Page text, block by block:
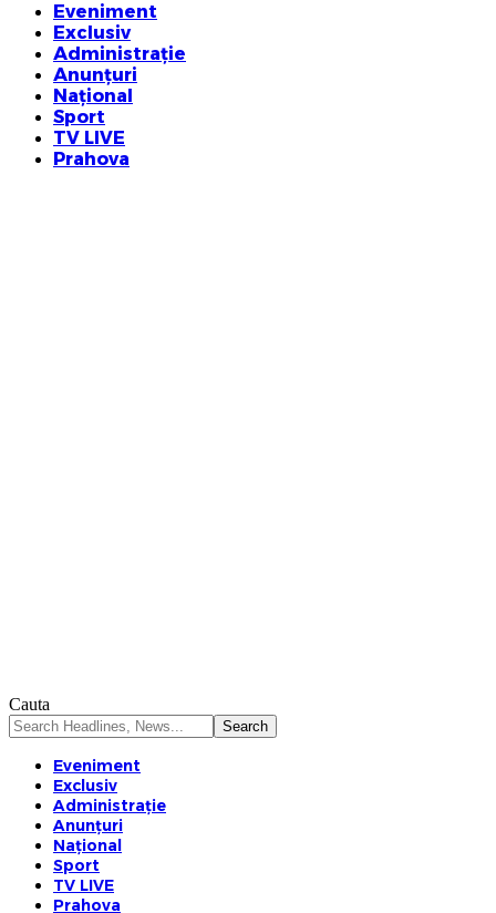
Eveniment
Exclusiv
Administrație
Anunțuri
Național
Sport
TV LIVE
Prahova
Cauta
Eveniment
Exclusiv
Administrație
Anunțuri
Național
Sport
TV LIVE
Prahova